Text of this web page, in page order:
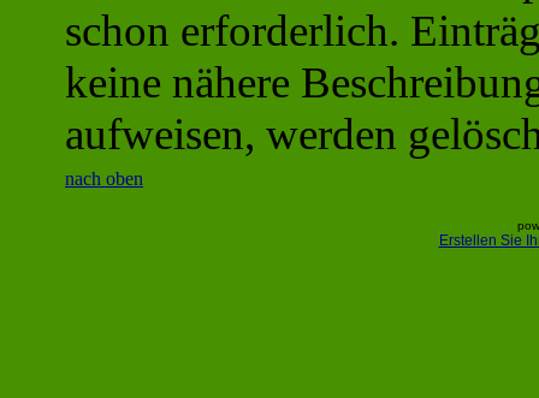
schon erforderlich.
keine nähere
aufweisen, werden
nach oben
Erstellen Sie